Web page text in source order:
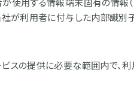
社が利用者に付与した内部識別
ビスの提供に必要な範囲内で、